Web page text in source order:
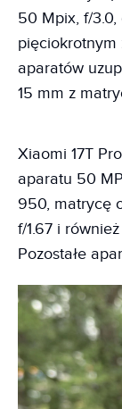
50 Mpix, f/
pięciokrotnym
aparatów
15 mm z
Xiaomi 17T
aparatu 50
950, matrycę o
f/1.67 i
Pozostałe